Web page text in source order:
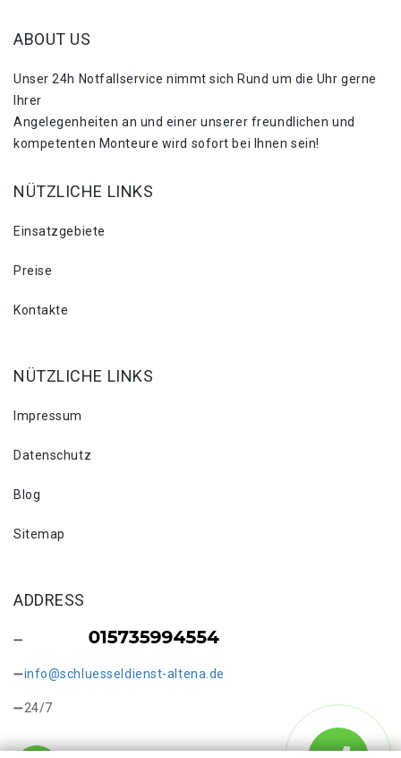
ABOUT US
Unser 24h Notfallservice nimmt sich Rund um die Uhr gerne
Ihrer
Angelegenheiten an und einer unserer freundlichen und
kompetenten Monteure wird sofort bei Ihnen sein!
NÜTZLICHE LINKS
Einsatzgebiete
Preise
Kontakte
NÜTZLICHE LINKS
Impressum
Datenschutz
Blog
Sitemap
ADDRESS
info@schluesseldienst-altena.de
24/7